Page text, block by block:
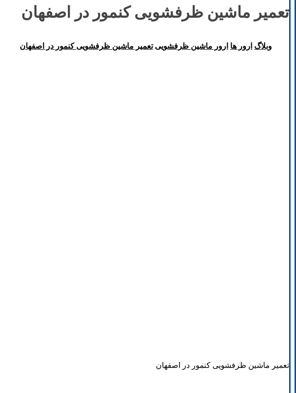
تعمیر ماشین ظرفشویی کنمور در اصفهان
وبلاگ ارور ها ارور ماشین ظرفشویی تعمیر ماشین ظرفشویی کنمور در اصفهان
تعمیر ماشین ظرفشویی کنمور در اصفهان